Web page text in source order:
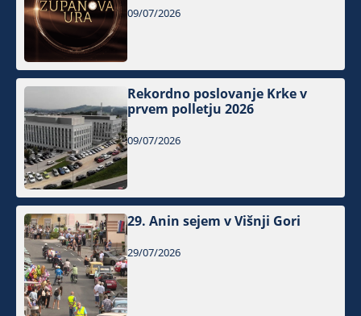
09/07/2026
Rekordno poslovanje Krke v
prvem polletju 2026
09/07/2026
29. Anin sejem v Višnji Gori
29/07/2026